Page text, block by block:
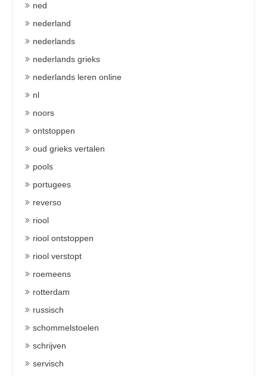
ned
nederland
nederlands
nederlands grieks
nederlands leren online
nl
noors
ontstoppen
oud grieks vertalen
pools
portugees
reverso
riool
riool ontstoppen
riool verstopt
roemeens
rotterdam
russisch
schommelstoelen
schrijven
servisch